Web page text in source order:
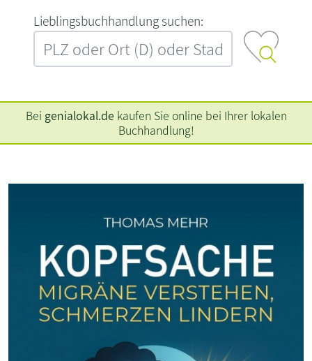
L‍i‍e‍b‍l‍i‍n‍g‍s‍b‍u‍c‍h‍h‍a‍n‍d‍l‍u‍n‍g‍ ‍s‍u‍c‍h‍e‍n‍:‍
Bei genialokal.de kaufen Sie online bei Ihrer lokalen
Buchhandlung!